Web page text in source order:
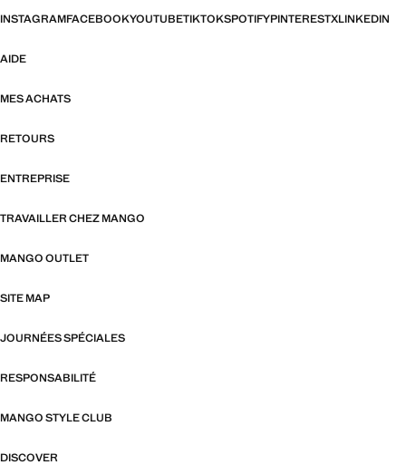
INSTAGRAMFACEBOOKYOUTUBETIKTOKSPOTIFYPINTERESTXLINKEDIN
AIDE
MES ACHATS
RETOURS
ENTREPRISE
TRAVAILLER CHEZ MANGO
MANGO OUTLET
SITE MAP
JOURNÉES SPÉCIALES
RESPONSABILITÉ
MANGO STYLE CLUB
DISCOVER